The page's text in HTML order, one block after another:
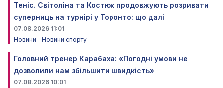
Теніс. Світоліна та Костюк продовжують розривати
суперниць на турнірі у Торонто: що далі
07.08.2026 11:01
Новини
Новини спорту
Головний тренер Карабаха: «Погодні умови не
дозволили нам збільшити швидкість»
07.08.2026 10:01